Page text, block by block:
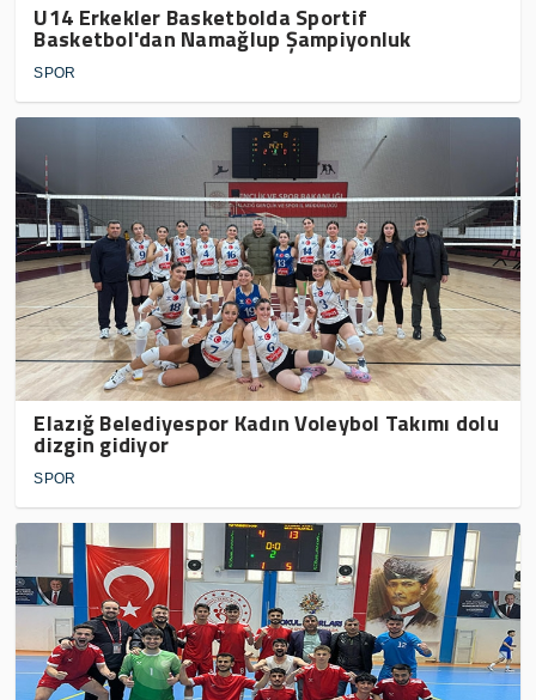
U14 Erkekler Basketbolda Sportif
Basketbol'dan Namağlup Şampiyonluk
SPOR
Elazığ Belediyespor Kadın Voleybol Takımı dolu
dizgin gidiyor
SPOR